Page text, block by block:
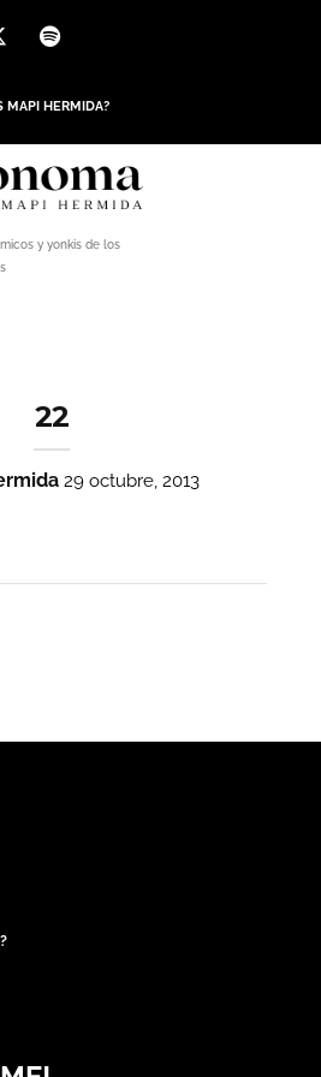
MAPI HERMIDA?
y yonkis de los
22
29 octubre, 2013